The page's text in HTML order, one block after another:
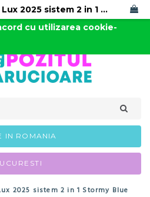
IN ROMANIA
2025 sistem 2 in 1 Stormy Blue
Continuarea navigarii
cu utilizarea cookie-
Noul Cybex Balios S Lux 2025 sistem 2 in 1 Stormy Blue